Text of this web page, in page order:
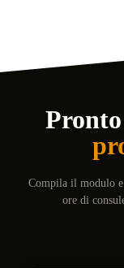
Compila il modulo
ore di